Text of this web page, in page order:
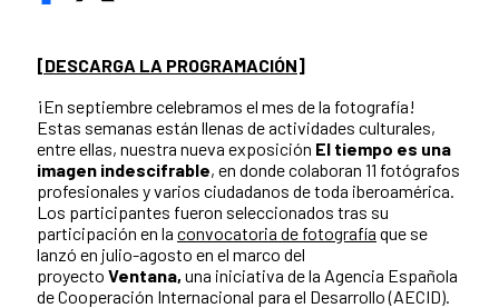
[DESCARGA LA PROGRAMACIÓN]
¡En septiembre celebramos el mes de la fotografía!
Estas semanas están llenas de actividades culturales,
entre ellas, nuestra nueva exposición El tiempo es una
imagen indescifrable, en donde colaboran 11 fotógrafos
profesionales y varios ciudadanos de toda iberoamérica.
Los participantes fueron seleccionados tras su
participación en la convocatoria de fotografía que se
lanzó en julio-agosto en el marco del
proyecto Ventana, una iniciativa de la Agencia Española
de Cooperación Internacional para el Desarrollo (AECID).